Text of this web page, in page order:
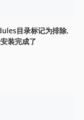
目录标记为排除,
装完成了